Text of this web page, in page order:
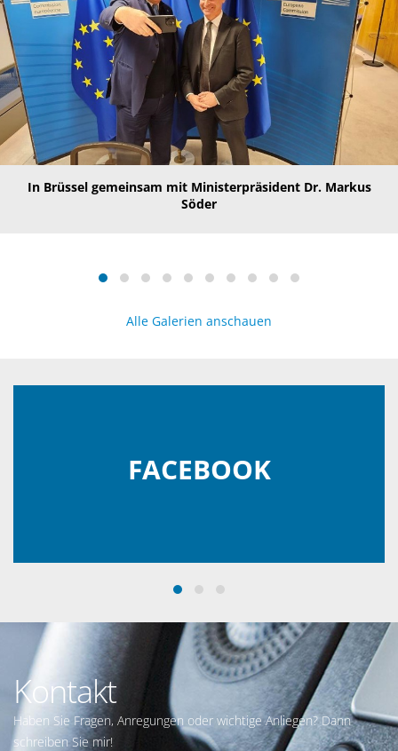
In Brüssel gemeinsam mit Ministerpräsident Dr. Markus
Söder
Alle Galerien anschauen
FACEBOOK
Kontakt
Haben Sie Fragen, Anregungen oder wichtige Anliegen? Dann
schreiben Sie mir!